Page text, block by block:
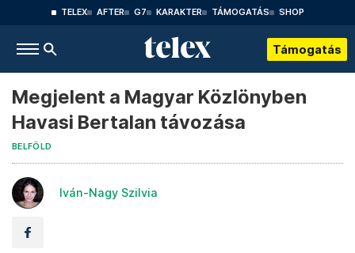
TELEX AFTER G7 KARAKTER TÁMOGATÁS SHOP
Támogatás
Megjelent a Magyar Közlönyben
Havasi Bertalan távozása
BELFÖLD
Iván-Nagy Szilvia